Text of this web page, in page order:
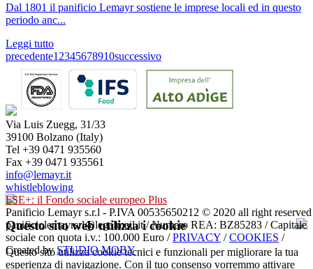
Dal 1801 il panificio Lemayr sostiene le imprese locali ed in questo
periodo anc...
Leggi tutto
precedente1 2345678910successivo
Via Luis Zuegg, 31/33
39100 Bolzano (Italy)
Tel +39 0471 935560
Fax +39 0471 935561
info@lemayr.it
whistleblowing
FSE+: il Fondo sociale europeo Plus
Panificio Lemayr s.r.l - P.IVA 00535650212 © 2020 all right reserved
panificiolemayrsrl@legalmail.it / Numero REA: BZ85283 / Capitale
sociale con quota i.v.: 100.000 Euro /PRIVACY /COOKIES /
Created bySTUDIO MOBY
Questo sito web utilizza i cookie
Questo sito utilizza cookie tecnici e funzionali per migliorare la tua
esperienza di navigazione. Con il tuo consenso vorremmo attivare